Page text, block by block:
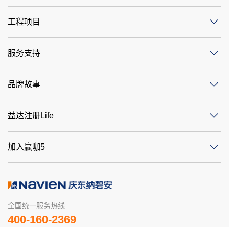
工程项目
服务支持
品牌故事
益达注册Life
加入赢咖5
全国统一服务热线
400-160-2369